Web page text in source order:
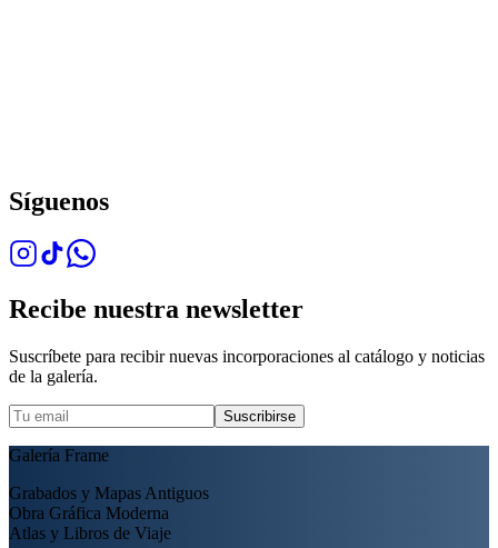
Síguenos
Recibe nuestra newsletter
Suscríbete para recibir nuevas incorporaciones al catálogo y noticias
de la galería.
Suscribirse
Galería Frame
Grabados y Mapas Antiguos
Obra Gráfica Moderna
Atlas y Libros de Viaje